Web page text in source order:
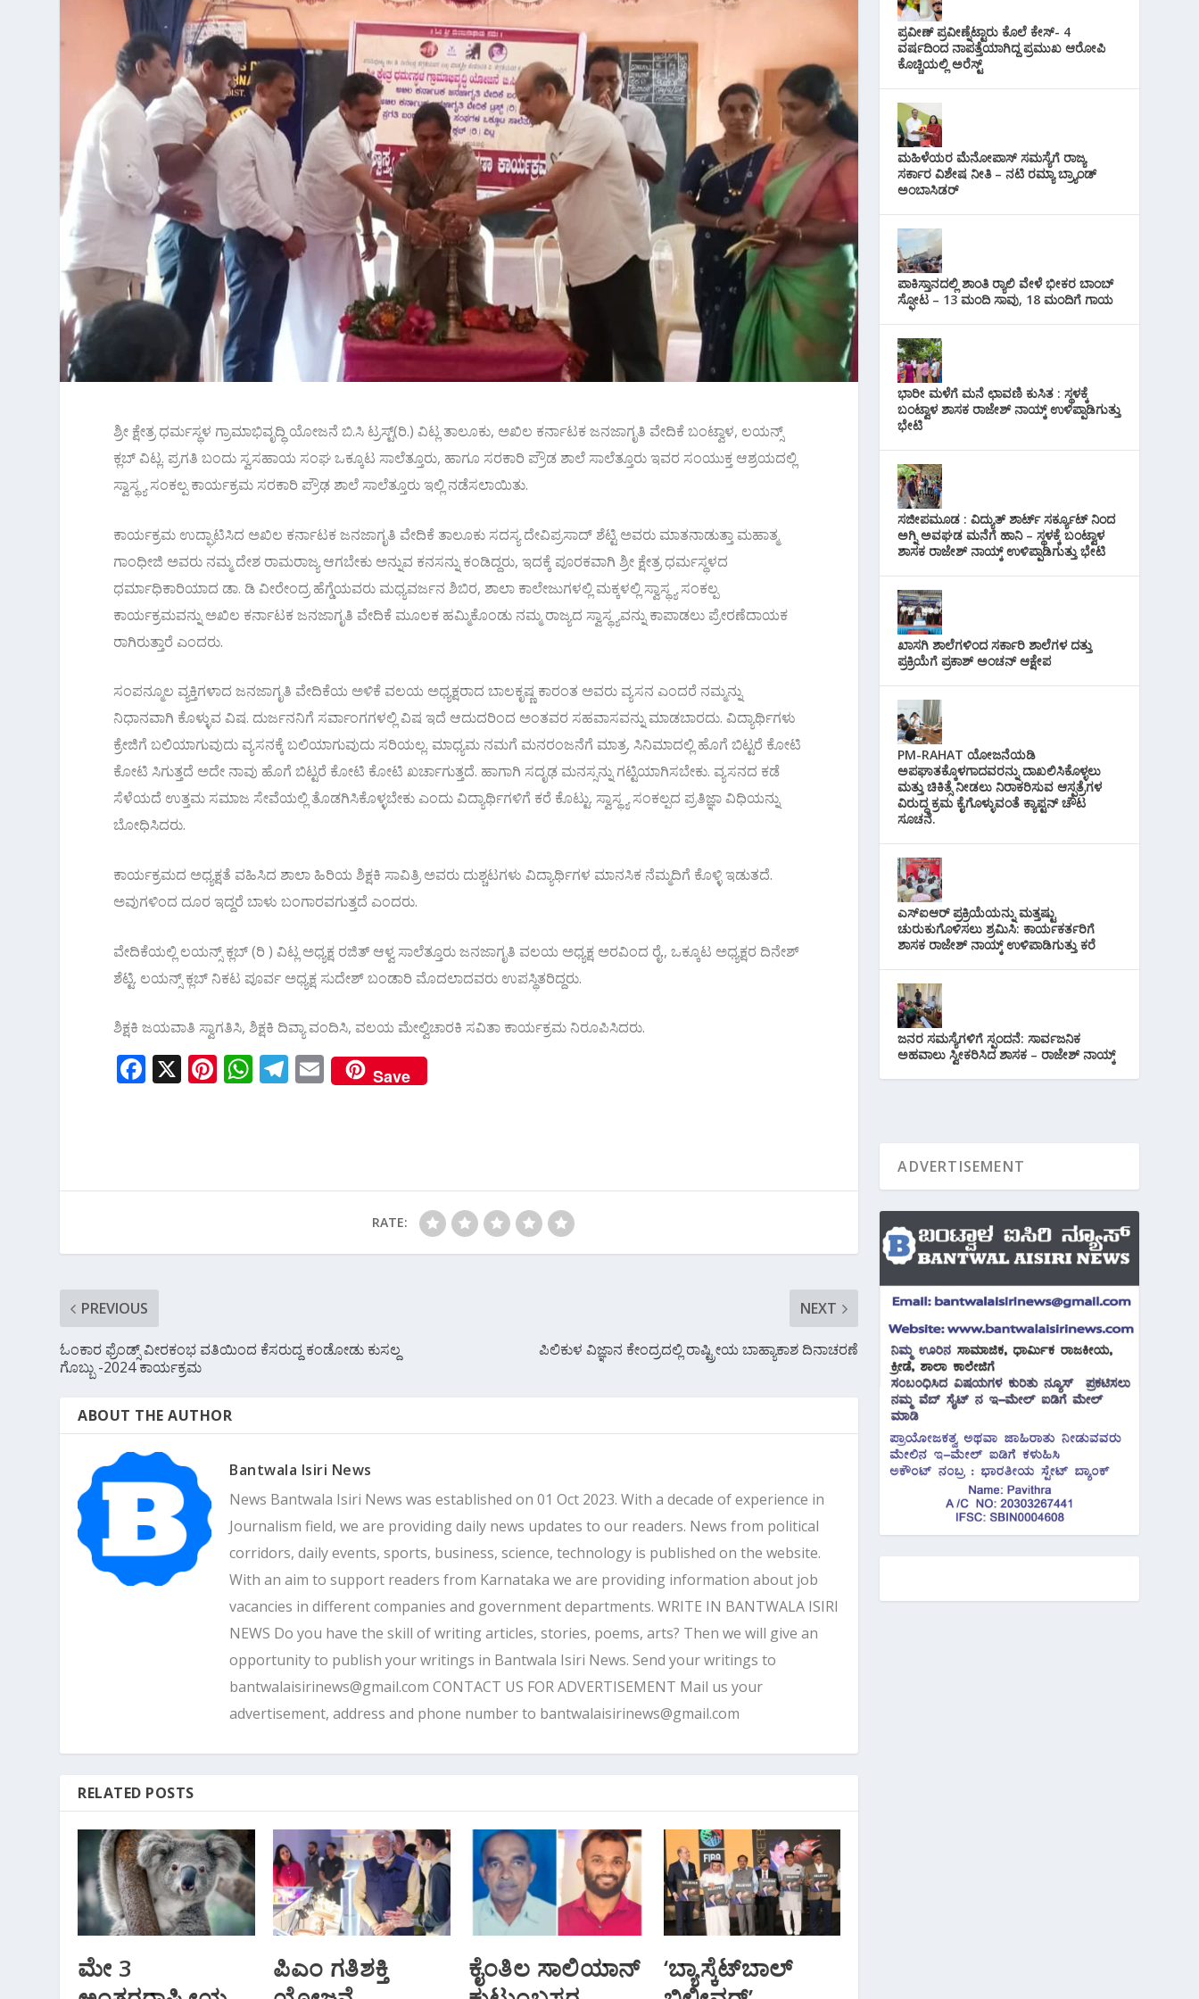
ಶ್ರೀ ಕ್ಷೇತ್ರ ಧರ್ಮಸ್ಥಳ ಗ್ರಾಮಾಭಿವೃದ್ಧಿ ಯೋಜನೆ ಬಿ.ಸಿ ಟ್ರಸ್ಟ್(ರಿ.) ವಿಟ್ಲ ತಾಲೂಕು, ಅಖಿಲ ಕರ್ನಾಟಕ ಜನಜಾಗೃತಿ ವೇದಿಕೆ ಬಂಟ್ವಾಳ, ಲಯನ್ಸ್
ಕ್ಲಬ್ ವಿಟ್ಲ. ಪ್ರಗತಿ ಬಂದು ಸ್ವಸಹಾಯ ಸಂಘ ಒಕ್ಕೂಟ ಸಾಲೆತ್ತೂರು, ಹಾಗೂ ಸರಕಾರಿ ಪ್ರೌಡ ಶಾಲೆ ಸಾಲೆತ್ತೂರು ಇವರ ಸಂಯುಕ್ತ ಆಶ್ರಯದಲ್ಲಿ
ಸ್ವಾಸ್ಥ್ಯ ಸಂಕಲ್ಪ ಕಾರ್ಯಕ್ರಮ ಸರಕಾರಿ ಪ್ರೌಢ ಶಾಲೆ ಸಾಲೆತ್ತೂರು ಇಲ್ಲಿ ನಡೆಸಲಾಯಿತು.
ಕಾರ್ಯಕ್ರಮ ಉದ್ಘಾಟಿಸಿದ ಅಖಿಲ ಕರ್ನಾಟಕ ಜನಜಾಗೃತಿ ವೇದಿಕೆ ತಾಲೂಕು ಸದಸ್ಯ ದೇವಿಪ್ರಸಾದ್ ಶೆಟ್ಟಿ ಅವರು ಮಾತನಾಡುತ್ತಾ ಮಹಾತ್ಮ
ಗಾಂಧೀಜಿ ಅವರು ನಮ್ಮ ದೇಶ ರಾಮರಾಜ್ಯ ಆಗಬೇಕು ಅನ್ನುವ ಕನಸನ್ನು ಕಂಡಿದ್ದರು, ಇದಕ್ಕೆ ಪೂರಕವಾಗಿ ಶ್ರೀ ಕ್ಷೇತ್ರ ಧರ್ಮಸ್ಥಳದ
ಧರ್ಮಾಧಿಕಾರಿಯಾದ ಡಾ. ಡಿ ವೀರೇಂದ್ರ ಹೆಗ್ಡೆಯವರು ಮಧ್ಯವರ್ಜನ ಶಿಬಿರ, ಶಾಲಾ ಕಾಲೇಜುಗಳಲ್ಲಿ ಮಕ್ಕಳಲ್ಲಿ ಸ್ವಾಸ್ಥ್ಯ ಸಂಕಲ್ಪ
ಕಾರ್ಯಕ್ರಮವನ್ನು ಅಖಿಲ ಕರ್ನಾಟಕ ಜನಜಾಗೃತಿ ವೇದಿಕೆ ಮೂಲಕ ಹಮ್ಮಿಕೊಂಡು ನಮ್ಮ ರಾಜ್ಯದ ಸ್ವಾಸ್ಥ್ಯವನ್ನು ಕಾಪಾಡಲು ಪ್ರೇರಣೆದಾಯಕ
ರಾಗಿರುತ್ತಾರೆ ಎಂದರು.
ಸಂಪನ್ಮೂಲ ವ್ಯಕ್ತಿಗಳಾದ ಜನಜಾಗೃತಿ ವೇದಿಕೆಯ ಅಳಿಕೆ ವಲಯ ಅಧ್ಯಕ್ಷರಾದ ಬಾಲಕೃಷ್ಣ ಕಾರಂತ ಅವರು ವ್ಯಸನ ಎಂದರೆ ನಮ್ಮನ್ನು
ನಿಧಾನವಾಗಿ ಕೊಳ್ಳುವ ವಿಷ. ದುರ್ಜನನಿಗೆ ಸರ್ವಾಂಗಗಳಲ್ಲಿ ವಿಷ ಇದೆ ಆದುದರಿಂದ ಅಂತವರ ಸಹವಾಸವನ್ನು ಮಾಡಬಾರದು. ವಿದ್ಯಾರ್ಥಿಗಳು
ಕ್ರೇಜಿಗೆ ಬಲಿಯಾಗುವುದು ವ್ಯಸನಕ್ಕೆ ಬಲಿಯಾಗುವುದು ಸರಿಯಲ್ಲ. ಮಾಧ್ಯಮ ನಮಗೆ ಮನರಂಜನೆಗೆ ಮಾತ್ರ. ಸಿನಿಮಾದಲ್ಲಿ ಹೊಗೆ ಬಿಟ್ಟರೆ ಕೋಟಿ
ಕೋಟಿ ಸಿಗುತ್ತದೆ ಅದೇ ನಾವು ಹೊಗೆ ಬಿಟ್ಟರೆ ಕೋಟಿ ಕೋಟಿ ಖರ್ಚಾಗುತ್ತದೆ. ಹಾಗಾಗಿ ಸದೃಢ ಮನಸ್ಸನ್ನು ಗಟ್ಟಿಯಾಗಿಸಬೇಕು. ವ್ಯಸನದ ಕಡೆ
ಸೆಳೆಯದೆ ಉತ್ತಮ ಸಮಾಜ ಸೇವೆಯಲ್ಲಿ ತೊಡಗಿಸಿಕೊಳ್ಳಬೇಕು ಎಂದು ವಿದ್ಯಾರ್ಥಿಗಳಿಗೆ ಕರೆ ಕೊಟ್ಟು. ಸ್ವಾಸ್ಥ್ಯ ಸಂಕಲ್ಪದ ಪ್ರತಿಜ್ಞಾ ವಿಧಿಯನ್ನು
ಬೋಧಿಸಿದರು.
ಕಾರ್ಯಕ್ರಮದ ಅಧ್ಯಕ್ಷತೆ ವಹಿಸಿದ ಶಾಲಾ ಹಿರಿಯ ಶಿಕ್ಷಕಿ ಸಾವಿತ್ರಿ ಅವರು ದುಶ್ಚಟಗಳು ವಿದ್ಯಾರ್ಥಿಗಳ ಮಾನಸಿಕ ನೆಮ್ಮದಿಗೆ ಕೊಳ್ಳಿ ಇಡುತದೆ.
ಅವುಗಳಿಂದ ದೂರ ಇದ್ದರೆ ಬಾಳು ಬಂಗಾರವಗುತ್ತದೆ ಎಂದರು.
ವೇದಿಕೆಯಲ್ಲಿ ಲಯನ್ಸ್ ಕ್ಲಬ್ (ರಿ ) ವಿಟ್ಲ ಅಧ್ಯಕ್ಷ ರಜಿತ್ ಆಳ್ವ ಸಾಲೆತ್ತೂರು ಜನಜಾಗೃತಿ ವಲಯ ಅಧ್ಯಕ್ಷ ಅರವಿಂದ ರೈ., ಒಕ್ಕೂಟ ಅಧ್ಯಕ್ಷರ ದಿನೇಶ್
ಶೆಟ್ಟಿ. ಲಯನ್ಸ್ ಕ್ಲಬ್ ನಿಕಟ ಪೂರ್ವ ಅಧ್ಯಕ್ಷ ಸುದೇಶ್ ಬಂಡಾರಿ ಮೊದಲಾದವರು ಉಪಸ್ಥಿತರಿದ್ದರು.
ಶಿಕ್ಷಕಿ ಜಯವಾತಿ ಸ್ವಾಗತಿಸಿ, ಶಿಕ್ಷಕಿ ದಿವ್ಯಾ ವಂದಿಸಿ, ವಲಯ ಮೇಲ್ವಿಚಾರಕಿ ಸವಿತಾ ಕಾರ್ಯಕ್ರಮ ನಿರೂಪಿಸಿದರು.
F
o
X Pi
st
W
A
T
a
E
m
Save
RATE:
PREVIOUS
ಓಂಕಾರ ಫ್ರೆಂಡ್ಸ್ ವೀರಕಂಭ ವತಿಯಿಂದ ಕೆಸರುದ್ದ ಕಂಡೋಡು ಕುಸಲ್ದ
ಗೊಬ್ಬು -2024 ಕಾರ್ಯಕ್ರಮ
NEXT
ಪಿಲಿಕುಳ ವಿಜ್ಞಾನ ಕೇಂದ್ರದಲ್ಲಿ ರಾಷ್ಟ್ರೀಯ ಬಾಹ್ಯಾಕಾಶ ದಿನಾಚರಣೆ
ABOUT THE AUTHOR
Bantwala Isiri News
News Bantwala Isiri News was established on 01 Oct 2023. With a decade of experience in
Journalism field, we are providing daily news updates to our readers. News from political
corridors, daily events, sports, business, science, technology is published on the website.
With an aim to support readers from Karnataka we are providing information about job
vacancies in different companies and government departments. WRITE IN BANTWALA ISIRI
NEWS Do you have the skill of writing articles, stories, poems, arts? Then we will give an
opportunity to publish your writings in Bantwala Isiri News. Send your writings to
bantwalaisirinews@gmail.com CONTACT US FOR ADVERTISEMENT Mail us your
advertisement, address and phone number to bantwalaisirinews@gmail.com
RELATED POSTS
ಮೇ 3
ಪಿಎಂ ಗತಿಶಕ್ತಿ‌
ಕೈಂತಿಲ ಸಾಲಿಯಾನ್
‘ಬ್ಯಾಸ್ಕೆಟ್‌ಬಾಲ್
ಪ್ರವೀಣ್ ಪ್ರವೀಣ್ನೆಟ್ಟಾರು ಕೊಲೆ ಕೇಸ್‌- 4
ವರ್ಷದಿಂದ ನಾಪತ್ತೆಯಾಗಿದ್ದ ಪ್ರಮುಖ ಆರೋಪಿ
ಕೊಚ್ಚಿಯಲ್ಲಿ ಅರೆಸ್ಟ್‌
ಮಹಿಳೆಯರ ಮೆನೋಪಾಸ್ ಸಮಸ್ಯೆಗೆ ರಾಜ್ಯ
ಸರ್ಕಾರ ವಿಶೇಷ ನೀತಿ – ನಟಿ ರಮ್ಯಾ ಬ್ರ್ಯಾಂಡ್
ಅಂಬಾಸಿಡರ್
ಪಾಕಿಸ್ತಾನದಲ್ಲಿ ಶಾಂತಿ ರ‍್ಯಾಲಿ ವೇಳೆ ಭೀಕರ ಬಾಂಬ್
ಸ್ಫೋಟ – 13 ಮಂದಿ ಸಾವು, 18 ಮಂದಿಗೆ ಗಾಯ
ಭಾರೀ ಮಳೆಗೆ ಮನೆ ಛಾವಣಿ ಕುಸಿತ : ಸ್ಥಳಕ್ಕೆ
ಬಂಟ್ವಾಳ ಶಾಸಕ ರಾಜೇಶ್ ನಾಯ್ಕ್ ಉಳಿಪ್ಪಾಡಿಗುತ್ತು
ಭೇಟಿ
ಸಜೀಪಮೂಡ : ವಿದ್ಯುತ್ ಶಾರ್ಟ್ ಸರ್ಕ್ಯೂಟ್‌ ನಿಂದ
ಅಗ್ನಿ ಅವಘಡ ಮನೆಗೆ ಹಾನಿ – ಸ್ಥಳಕ್ಕೆ ಬಂಟ್ವಾಳ
ಶಾಸಕ ರಾಜೇಶ್ ನಾಯ್ಕ್ ಉಳಿಪ್ಪಾಡಿಗುತ್ತು ಭೇಟಿ
ಖಾಸಗಿ ಶಾಲೆಗಳಿಂದ ಸರ್ಕಾರಿ ಶಾಲೆಗಳ ದತ್ತು
ಪ್ರಕ್ರಿಯೆಗೆ ಪ್ರಕಾಶ್ ಅಂಚನ್ ಆಕ್ಷೇಪ
PM-RAHAT ಯೋಜನೆಯಡಿ
ಅಪಘಾತಕ್ಕೊಳಗಾದವರನ್ನು ದಾಖಲಿಸಿಕೊಳ್ಳಲು
ಮತ್ತು ಚಿಕಿತ್ಸೆ ನೀಡಲು ನಿರಾಕರಿಸುವ ಆಸ್ಪತ್ರೆಗಳ
ವಿರುದ್ಧ ಕ್ರಮ ಕೈಗೊಳ್ಳುವಂತೆ ಕ್ಯಾಪ್ಟನ್ ಚೌಟ
ಸೂಚನೆ.
ಎಸ್‌ಐಆರ್ ಪ್ರಕ್ರಿಯೆಯನ್ನು ಮತ್ತಷ್ಟು
ಚುರುಕುಗೊಳಿಸಲು ಶ್ರಮಿಸಿ: ಕಾರ್ಯಕರ್ತರಿಗೆ
ಶಾಸಕ ರಾಜೇಶ್ ನಾಯ್ಕ್ ಉಳಿಪಾಡಿಗುತ್ತು ಕರೆ
ಜನರ ಸಮಸ್ಯೆಗಳಿಗೆ ಸ್ಪಂದನೆ: ಸಾರ್ವಜನಿಕ
ಅಹವಾಲು ಸ್ವೀಕರಿಸಿದ ಶಾಸಕ – ರಾಜೇಶ್ ನಾಯ್ಕ್